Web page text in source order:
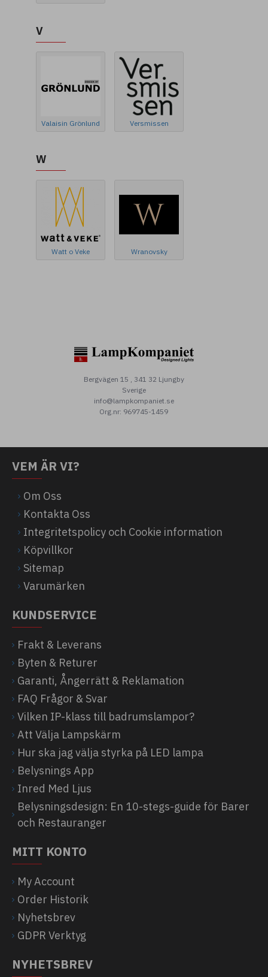
V
Valaisin Grönlund Versmissen
W
Watt o Veke Wranovsky
Bergvägen 15 , 341 32 Ljungby
Sverige
info@lampkompaniet.se
Org.nr: 969745-1459
VEM ÄR VI?
Om Oss
Kontakta Oss
Integritetspolicy och Cookie information
Köpvillkor
Sitemap
Varumärken
KUNDSERVICE
Frakt & Leverans
Byten & Returer
Garanti, Ångerrätt & Reklamation
FAQ Frågor & Svar
Vilken IP-klass till badrumslampor?
Att Välja Lampskärm
Hur ska jag välja styrka på LED lampa
Belysnings App
Inred Med Ljus
Belysningsdesign: En 10-stegs-guide för Barer
och Restauranger
MITT KONTO
My Account
Order Historik
Nyhetsbrev
GDPR Verktyg
NYHETSBREV